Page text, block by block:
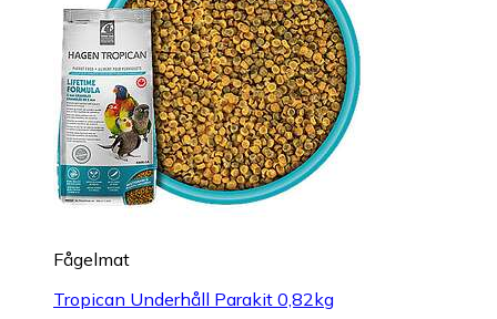
Fågelmat
Tropican Underhåll Parakit 0,82kg